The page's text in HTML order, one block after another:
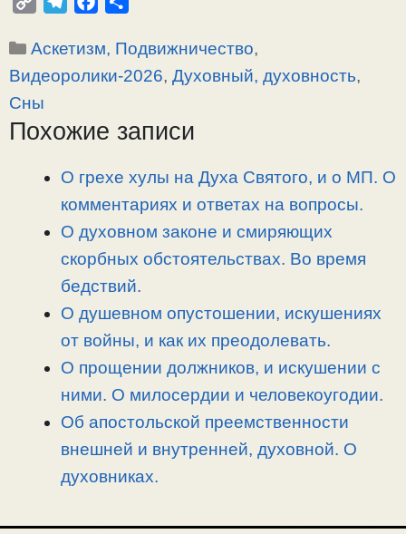
p
y
n
l
e
a
c
e
o
п
р
и
Рубрики
Аскетизм, Подвижничество,
Видеоролики-2026, Духовный, духовность,
Сны
Похожие записи
О грехе хулы на Духа Святого, и о МП. О
комментариях и ответах на вопросы.
О духовном законе и смиряющих
скорбных обстоятельствах. Во время
бедствий.
О душевном опустошении, искушениях
от войны, и как их преодолевать.
О прощении должников, и искушении с
ними. О милосердии и человекоугодии.
Об апостольской преемственности
внешней и внутренней, духовной. О
духовниках.